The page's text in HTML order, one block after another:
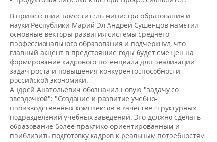
В приветствии заместитель министра образования и
науки Республики Марий Эл Андрей Сушенцов наметил
основные векторы развития системы среднего
профессионального образования и подчеркнул, что
главный акцент в предстоящие годы будет смещен на
формирование кадрового потенциала для реализации
задач роста и повышения конкурентоспособности
российской экономики.
Андрей Анатольевич обозначил новую "задачу со
звездочкой": "Создание и развитие учебно-
производственных комплексов в качестве структурных
подразделений учебных заведений. Это должно сделать
образование более практико-ориентированным и
приблизить подготовку кадров к реальным потребностям
рынка труда".